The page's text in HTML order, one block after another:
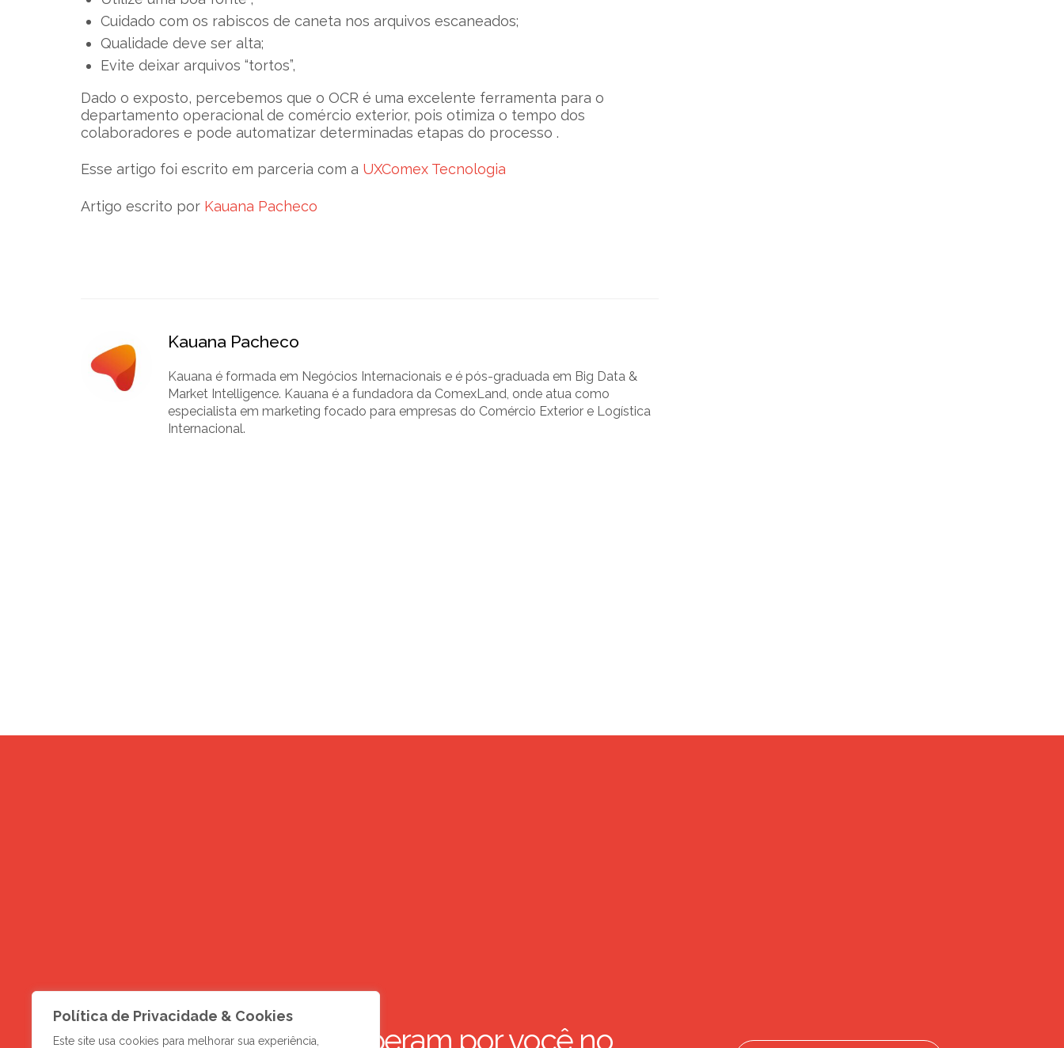
Política de Privacidade & Cookies
Este site usa cookies para melhorar sua experiência,
Cuidado com os rabiscos de caneta nos arquivos escaneados;
Qualidade deve ser alta;
Evite deixar arquivos “tortos”,
Dado o exposto, percebemos que o OCR é uma excelente ferramenta para o
departamento operacional de comércio exterior, pois otimiza o tempo dos
colaboradores e pode automatizar determinadas etapas do processo .
Esse artigo foi escrito em parceria com a UXComex Tecnologia
Artigo escrito por Kauana Pacheco
Kauana Pacheco
Kauana é formada em Negócios Internacionais e é pós-graduada em Big Data &
Market Intelligence. Kauana é a fundadora da ComexLand, onde atua como
especialista em marketing focado para empresas do Comércio Exterior e Logística
Internacional.
DESCUBRA MAIS
Novos negócios esperam por você no